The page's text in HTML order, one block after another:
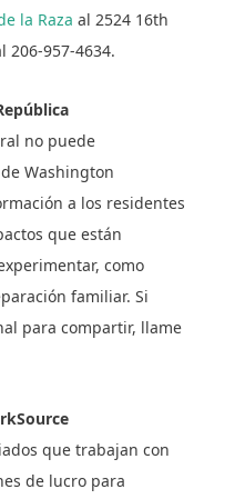
la Raza al 2524 16th
206-957-4634.
no puede
Washington
a los residentes
que están
como
familiar. Si
para compartir, llame
que trabajan con
de lucro para